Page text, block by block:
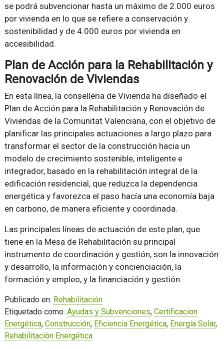
se podrá subvencionar hasta un máximo de 2.000 euros
por vivienda en lo que se refiere a conservación y
sostenibilidad y de 4.000 euros por vivienda en
accesibilidad.
Plan de Acción para la Rehabilitación y
Renovación de Viviendas
En esta línea, la conselleria de Vivienda ha diseñado el
Plan de Acción para la Rehabilitación y Renovación de
Viviendas de la Comunitat Valenciana, con el objetivo de
planificar las principales actuaciones a largo plazo para
transformar el sector de la construcción hacia un
modelo de crecimiento sostenible, inteligente e
integrador, basado en la rehabilitación integral de la
edificación residencial, que reduzca la dependencia
energética y favorezca el paso hacía una economía baja
en carbono, de manera eficiente y coordinada.
Las principales líneas de actuación de este plan, que
tiene en la Mesa de Rehabilitación su principal
instrumento de coordinación y gestión, son la innovación
y desarrollo, la información y concienciación, la
formación y empleo, y la financiación y gestión.
Publicado en: Rehabilitación
Etiquetado como: Ayudas y Subvenciones, Certificacion
Energética, Construcción, Eficiencia Energética, Energía Solar,
Rehabilitación Energética